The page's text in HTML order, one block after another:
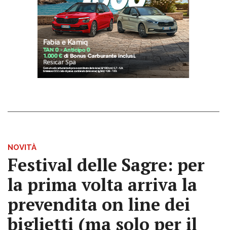
NOVITÀ
Festival delle Sagre: per
la prima volta arriva la
prevendita on line dei
biglietti (ma solo per il